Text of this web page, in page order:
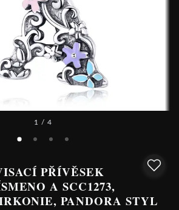
1 / 4
PŘÍVĚSEK
A SCC1273,
PANDORA STYL